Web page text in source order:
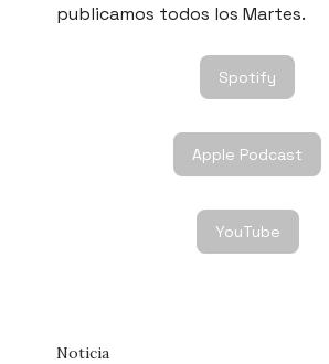
publicamos todos los Martes.
Spotify
Apple Podcast
YouTube
Noticia